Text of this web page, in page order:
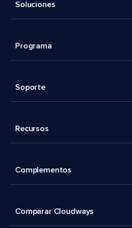
Soluciones
Programa
Soporte
Recursos
Complementos
Comparar Cloudways